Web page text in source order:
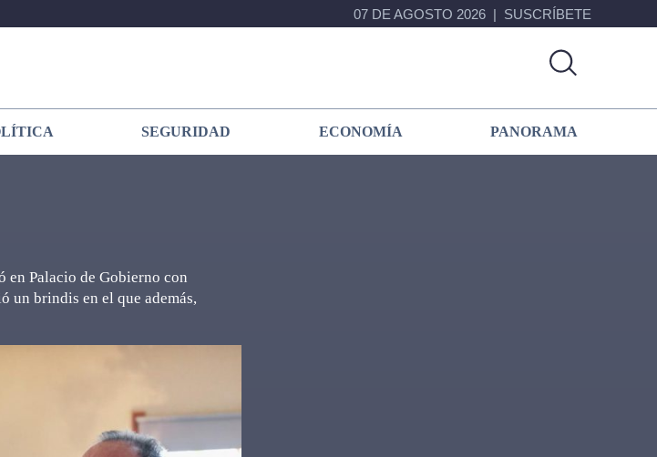
07 DE AGOSTO 2026 SUSCRÍBETE
SEGURIDAD ECONOMÍA PANORAMA
en Palacio de Gobierno con
un brindis en el que además,